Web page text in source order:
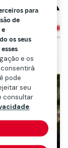
para
de
os seus
e os
pode
seu
consultar
.